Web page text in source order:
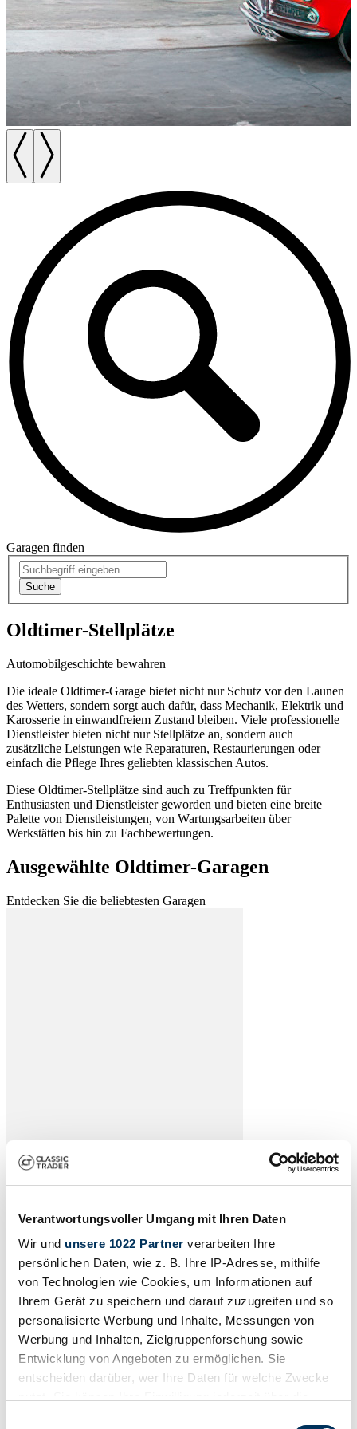
Verantwortungsvoller Umgang mit Ihren Daten
Wir und unsere 1022 Partner verarbeiten Ihre
persönlichen Daten, wie z. B. Ihre IP-Adresse, mithilfe
von Technologien wie Cookies, um Informationen auf
Ihrem Gerät zu speichern und darauf zuzugreifen und so
personalisierte Werbung und Inhalte, Messungen von
Werbung und Inhalten, Zielgruppenforschung sowie
Entwicklung von Angeboten zu ermöglichen. Sie
entscheiden darüber, wer Ihre Daten für welche Zwecke
Garagen finden
Suche
Oldtimer-Stellplätze
Automobil­geschichte bewahren
Die ideale Oldtimer-Garage bietet nicht nur Schutz vor den Launen
des Wetters, sondern sorgt auch dafür, dass Mechanik, Elektrik und
Karosserie in einwandfreiem Zustand bleiben. Viele professionelle
Dienstleister bieten nicht nur Stellplätze an, sondern auch
zusätzliche Leistungen wie Reparaturen, Restaurierungen oder
einfach die Pflege Ihres geliebten klassischen Autos.
Diese Oldtimer-Stellplätze sind auch zu Treffpunkten für
Enthusiasten und Dienstleister geworden und bieten eine breite
Palette von Dienstleistungen, von Wartungsarbeiten über
Werkstätten bis hin zu Fachbewertungen.
Ausgewählte Oldtimer-Garagen
Entdecken Sie die beliebtesten Garagen
Laden…
Weitere Oldtimer-Garage
Anzing
Berlin>
Darmstadt>